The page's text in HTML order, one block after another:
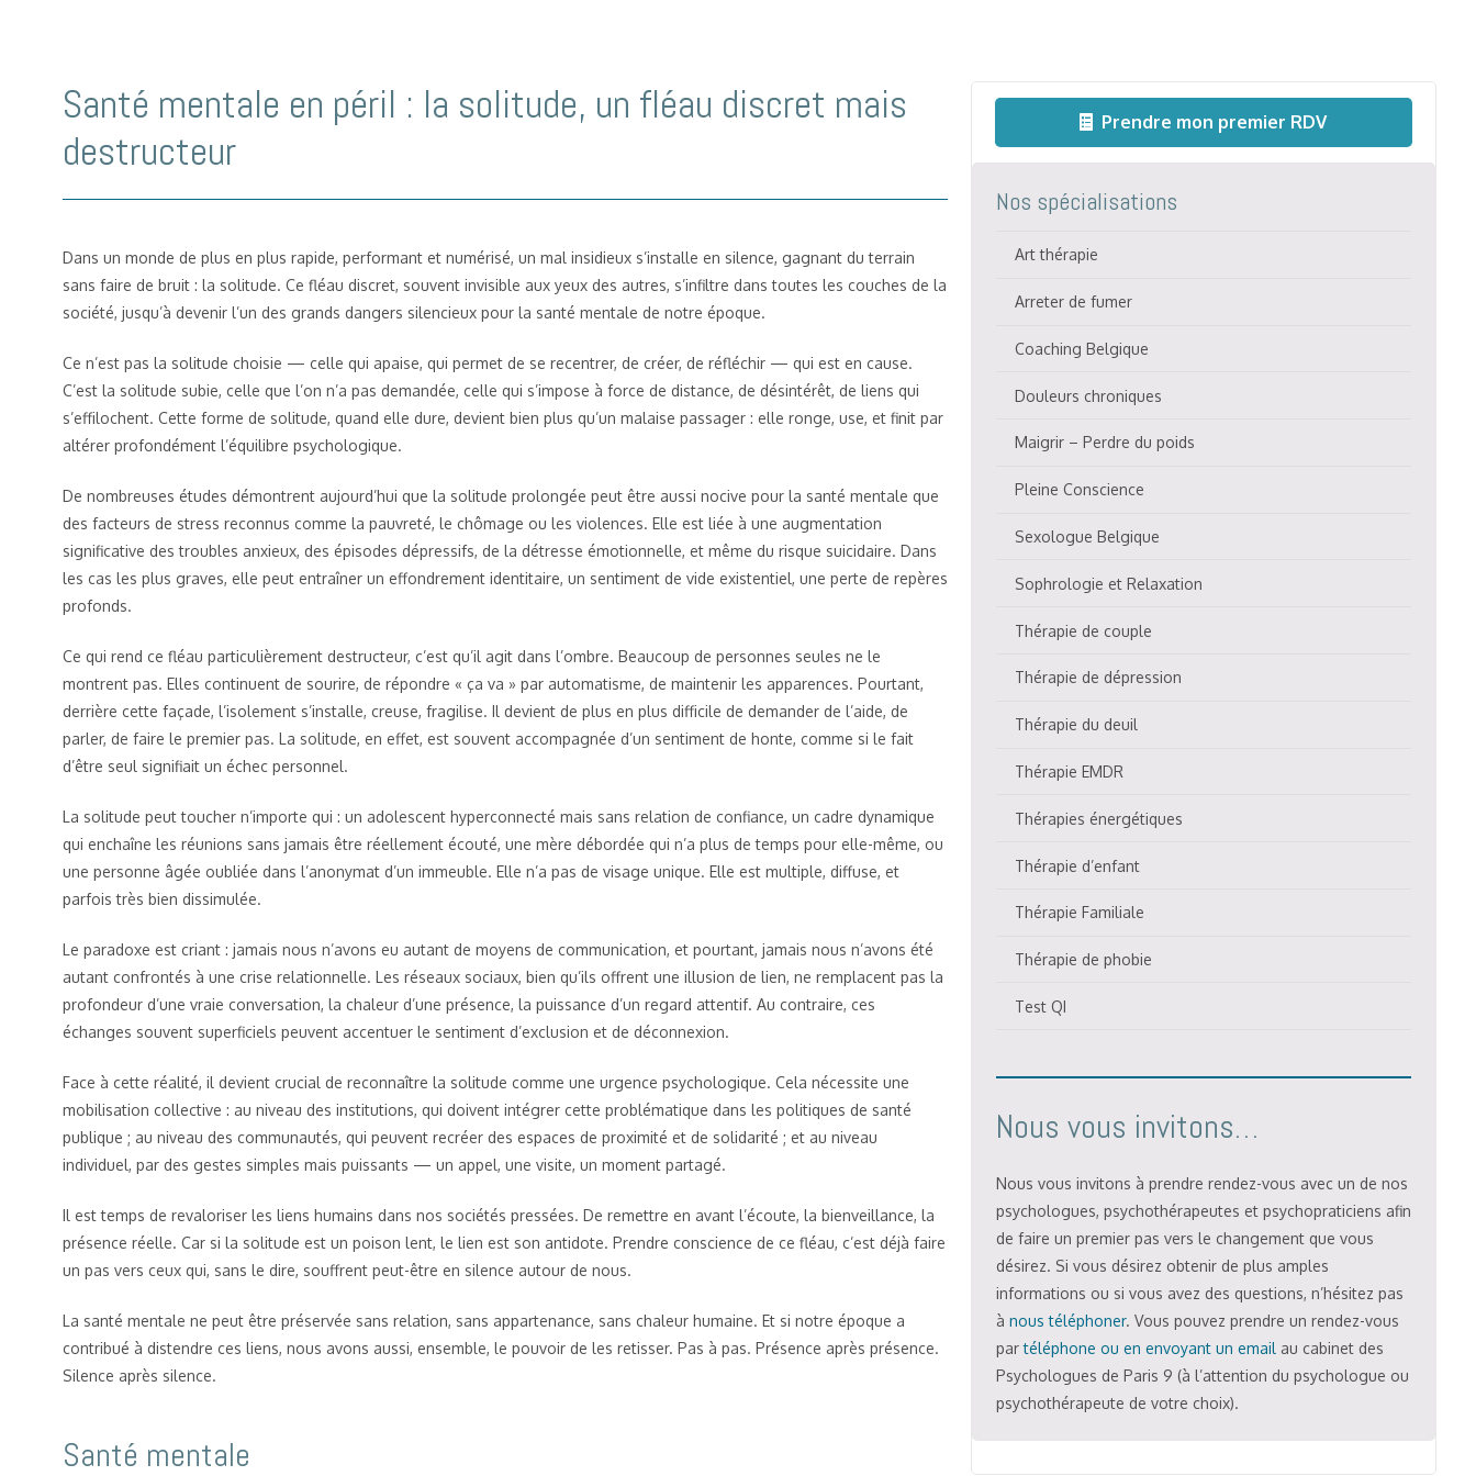
Santé mentale en péril : la solitude, un fléau discret mais
destructeur
Dans un monde de plus en plus rapide, performant et numérisé, un mal insidieux s’installe en silence, gagnant du terrain
sans faire de bruit : la solitude. Ce fléau discret, souvent invisible aux yeux des autres, s’infiltre dans toutes les couches de la
société, jusqu’à devenir l’un des grands dangers silencieux pour la santé mentale de notre époque.
Ce n’est pas la solitude choisie — celle qui apaise, qui permet de se recentrer, de créer, de réfléchir — qui est en cause.
C’est la solitude subie, celle que l’on n’a pas demandée, celle qui s’impose à force de distance, de désintérêt, de liens qui
s’effilochent. Cette forme de solitude, quand elle dure, devient bien plus qu’un malaise passager : elle ronge, use, et finit par
altérer profondément l’équilibre psychologique.
De nombreuses études démontrent aujourd’hui que la solitude prolongée peut être aussi nocive pour la santé mentale que
des facteurs de stress reconnus comme la pauvreté, le chômage ou les violences. Elle est liée à une augmentation
significative des troubles anxieux, des épisodes dépressifs, de la détresse émotionnelle, et même du risque suicidaire. Dans
les cas les plus graves, elle peut entraîner un effondrement identitaire, un sentiment de vide existentiel, une perte de repères
profonds.
Ce qui rend ce fléau particulièrement destructeur, c’est qu’il agit dans l’ombre. Beaucoup de personnes seules ne le
montrent pas. Elles continuent de sourire, de répondre « ça va » par automatisme, de maintenir les apparences. Pourtant,
derrière cette façade, l’isolement s’installe, creuse, fragilise. Il devient de plus en plus difficile de demander de l’aide, de
parler, de faire le premier pas. La solitude, en effet, est souvent accompagnée d’un sentiment de honte, comme si le fait
d’être seul signifiait un échec personnel.
La solitude peut toucher n’importe qui : un adolescent hyperconnecté mais sans relation de confiance, un cadre dynamique
qui enchaîne les réunions sans jamais être réellement écouté, une mère débordée qui n’a plus de temps pour elle-même, ou
une personne âgée oubliée dans l’anonymat d’un immeuble. Elle n’a pas de visage unique. Elle est multiple, diffuse, et
parfois très bien dissimulée.
Le paradoxe est criant : jamais nous n’avons eu autant de moyens de communication, et pourtant, jamais nous n’avons été
autant confrontés à une crise relationnelle. Les réseaux sociaux, bien qu’ils offrent une illusion de lien, ne remplacent pas la
profondeur d’une vraie conversation, la chaleur d’une présence, la puissance d’un regard attentif. Au contraire, ces
échanges souvent superficiels peuvent accentuer le sentiment d’exclusion et de déconnexion.
Face à cette réalité, il devient crucial de reconnaître la solitude comme une urgence psychologique. Cela nécessite une
mobilisation collective : au niveau des institutions, qui doivent intégrer cette problématique dans les politiques de santé
publique ; au niveau des communautés, qui peuvent recréer des espaces de proximité et de solidarité ; et au niveau
individuel, par des gestes simples mais puissants — un appel, une visite, un moment partagé.
Il est temps de revaloriser les liens humains dans nos sociétés pressées. De remettre en avant l’écoute, la bienveillance, la
présence réelle. Car si la solitude est un poison lent, le lien est son antidote. Prendre conscience de ce fléau, c’est déjà faire
un pas vers ceux qui, sans le dire, souffrent peut-être en silence autour de nous.
La santé mentale ne peut être préservée sans relation, sans appartenance, sans chaleur humaine. Et si notre époque a
contribué à distendre ces liens, nous avons aussi, ensemble, le pouvoir de les retisser. Pas à pas. Présence après présence.
Silence après silence.
Santé mentale
Prendre mon premier RDV
Nos spécialisations
Art thérapie
Arreter de fumer
Coaching Belgique
Douleurs chroniques
Maigrir – Perdre du poids
Pleine Conscience
Sexologue Belgique
Sophrologie et Relaxation
Thérapie de couple
Thérapie de dépression
Thérapie du deuil
Thérapie EMDR
Thérapies énergétiques
Thérapie d’enfant
Thérapie Familiale
Thérapie de phobie
Test QI
Nous vous invitons…
Nous vous invitons à prendre rendez-vous avec un de nos
psychologues, psychothérapeutes et psychopraticiens afin
de faire un premier pas vers le changement que vous
désirez. Si vous désirez obtenir de plus amples
informations ou si vous avez des questions, n’hésitez pas
à nous téléphoner. Vous pouvez prendre un rendez-vous
partéléphone ou en envoyant un email au cabinet des
Psychologues de Paris 9 (à l’attention du psychologue ou
psychothérapeute de votre choix).